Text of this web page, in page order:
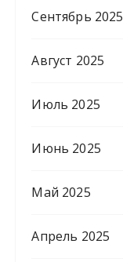
Сентябрь 2025
Август 2025
Июль 2025
Июнь 2025
Май 2025
Апрель 2025